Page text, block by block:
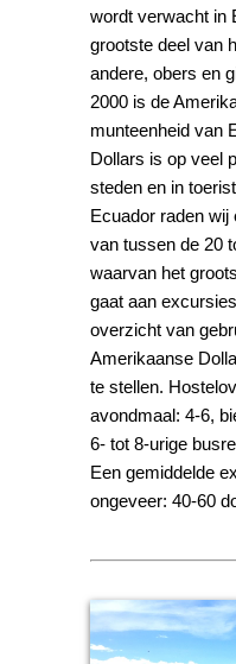
wordt verwacht in
grootste deel van
andere, obers en
2000 is de
munteenheid van
Dollars is op veel
steden en in
Ecuador raden wij
van tussen de 20
waarvan het
gaat aan
overzicht van
Amerikaanse
te stellen.
avondmaal: 4-6,
6- tot 8-urige
Een gemiddelde
ongeveer: 40-60